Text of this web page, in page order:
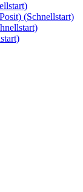
(Schnellstart)